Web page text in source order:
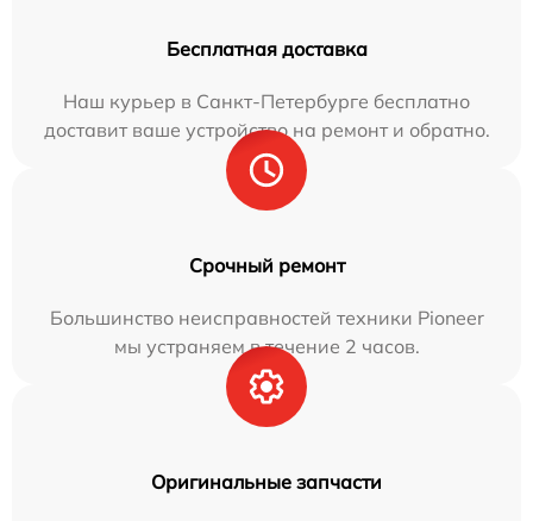
Бесплатная доставка
Наш курьер в Санкт-Петербурге бесплатно
доставит ваше устройство на ремонт и обратно.
Срочный ремонт
Большинство неисправностей техники Pioneer
мы устраняем в течение 2 часов.
Оригинальные запчасти